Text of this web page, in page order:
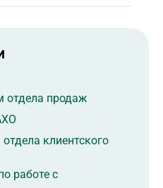
отдела продаж
клиентского
работе с